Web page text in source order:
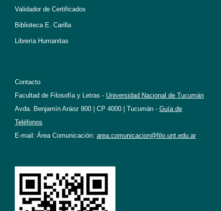
Validador de Certificados
Biblioteca E. Carilla
Librería Humanitas
Contacto
Facultad de Filosofía y Letras - Universidad Nacional de Tucumán
Avda. Benjamín Aráoz 800 | CP 4000 | Tucumán - Guía de
Teléfonos
E-mail: Área Comunicación: area.comunicacion@filo.unt.edu.ar